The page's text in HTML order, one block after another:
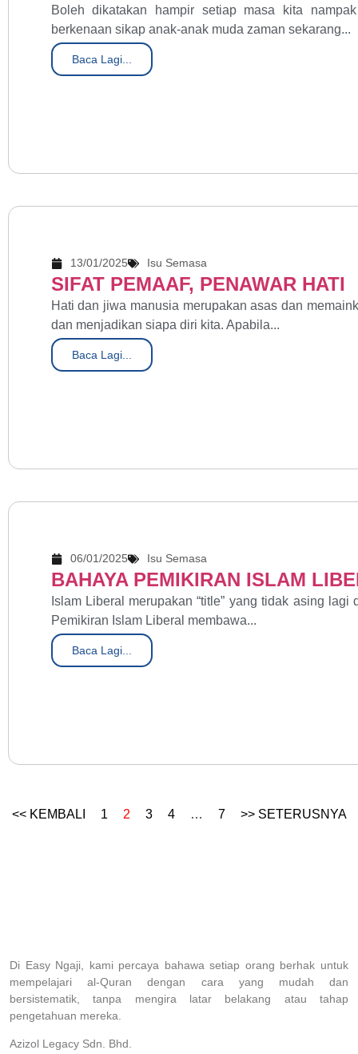
Boleh dikatakan hampir setiap masa kita
berkenaan sikap anak-anak muda zaman sekarang...
Baca Lagi...
13/01/2025 Isu Semasa
SIFAT PEMAAF, PENAWAR HATI
Hati dan jiwa manusia merupakan asas dan
dan menjadikan siapa diri kita. Apabila...
Baca Lagi...
06/01/2025 Isu Semasa
BAHAYA PEMIKIRAN ISLAM
Islam Liberal merupakan “title” yang tidak asing
Pemikiran Islam Liberal membawa...
Baca Lagi...
<< KEMBALI 1 2 3 4 … 7 >> SETERUSNYA
Di Easy Ngaji, kami percaya bahawa setiap orang berhak untuk
mempelajari al-Quran dengan cara yang mudah dan
bersistematik, tanpa mengira latar belakang atau tahap
pengetahuan mereka.
Azizol Legacy Sdn. Bhd.